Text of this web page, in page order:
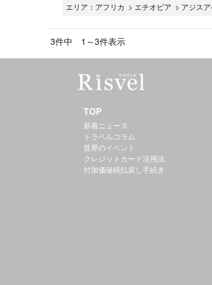
エリア：アフリカ > エチオピア > アジス
3件中 1～3件表示
TOP
新着ニュース
トラベルコラム
世界のイベント
クレジットカード活用法
付加価値税払戻し手続き